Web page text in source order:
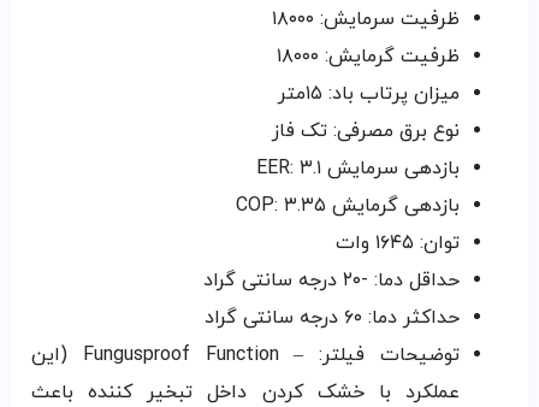
ظرفیت سرمایش: ۱۸۰۰۰
ظرفیت گرمایش: ۱۸۰۰۰
میزان پرتاب باد: ۱۵متر
نوع برق مصرفی: تک فاز
بازدهی سرمایش EER: ۳.۱
بازدهی گرمایش COP: ۳.۳۵
توان: ۱۶۴۵ وات
حداقل دما: -۲۰ درجه سانتی گراد
حداکثر دما: ۶۰ درجه سانتی گراد
توضیحات فیلتر: – Fungusproof Function (این
عملکرد با خشک کردن داخل تبخیر کننده باعث